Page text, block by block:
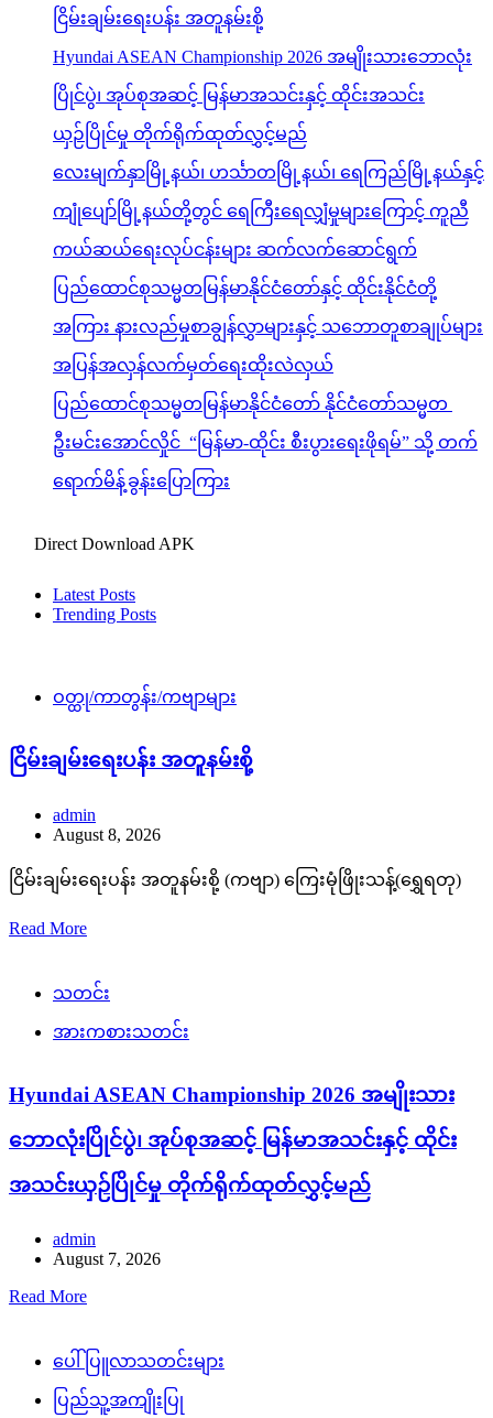
ငြိမ်းချမ်းရေးပန်း အတူနမ်းစို့
Hyundai ASEAN Championship 2026 အမျိုးသားဘောလုံး
ပြိုင်ပွဲ၊ အုပ်စုအဆင့် မြန်မာအသင်းနှင့် ထိုင်းအသင်း
ယှဉ်ပြိုင်မှု တိုက်ရိုက်ထုတ်လွှင့်မည်
လေးမျက်နှာမြို့နယ်၊ ဟင်္သာတမြို့နယ်၊ ရေကြည်မြို့နယ်နှင့်
ကျုံပျော်မြို့နယ်တို့တွင် ရေကြီးရေလျှံမှုများကြောင့် ကူညီ
ကယ်ဆယ်ရေးလုပ်ငန်းများ ဆက်လက်ဆောင်ရွက်
ပြည်ထောင်စုသမ္မတမြန်မာနိုင်ငံတော်နှင့် ထိုင်းနိုင်ငံတို့
အကြား နားလည်မှုစာချွန်လွှာများနှင့် သဘောတူစာချုပ်များ
အပြန်အလှန်လက်မှတ်ရေးထိုးလဲလှယ်
ပြည်ထောင်စုသမ္မတမြန်မာနိုင်ငံတော် နိုင်ငံတော်သမ္မတ
ဦးမင်းအောင်လှိုင် “မြန်မာ-ထိုင်း စီးပွားရေးဖိုရမ်” သို့ တက်
ရောက်မိန့်ခွန်းပြောကြား
Direct Download APK
Latest Posts
Trending Posts
ဝတ္ထု/ကာတွန်း/ကဗျာများ
ငြိမ်းချမ်းရေးပန်း အတူနမ်းစို့
admin
August 8, 2026
ငြိမ်းချမ်းရေးပန်း အတူနမ်းစို့ (ကဗျာ) ကြေးမုံဖြိုးသန့်(ရွှေရတု)
Read More
သတင်း
အားကစားသတင်း
Hyundai ASEAN Championship 2026 အမျိုးသား
ဘောလုံးပြိုင်ပွဲ၊ အုပ်စုအဆင့် မြန်မာအသင်းနှင့် ထိုင်း
အသင်းယှဉ်ပြိုင်မှု တိုက်ရိုက်ထုတ်လွှင့်မည်
admin
August 7, 2026
Read More
ပေါ်ပြူလာသတင်းများ
ပြည်သူ့အကျိုးပြု